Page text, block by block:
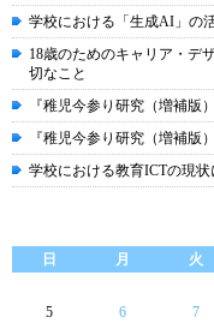
学校における「生成AI」の
18歳のためのキャリア・デ
切なこと
『稚児今参り研究（増補版
『稚児今参り研究（増補版
学校における教育ICTの現状
日
月 火
5
6 7